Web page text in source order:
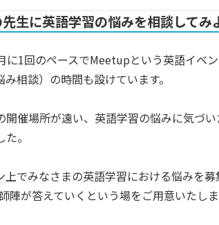
生に英語学習の悩みを相談してみ
に1回のペースでMeetupという英語イベ
相談）の時間も設けています。
開催場所が遠い、英語学習の悩みに気づ
。
上でみなさまの英語学習における悩みを
陣が答えていくという場をご用意いたしま